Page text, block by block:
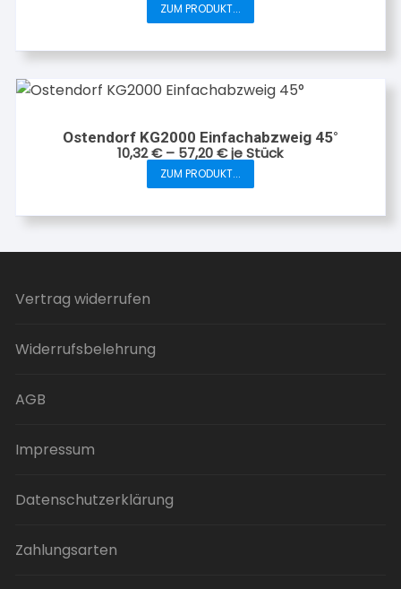
ZUM PRODUKT...
Dieses
weist
mehrere
Die
Optionen
können
auf
Produktseite
Ostendorf KG2000 Einfachabzweig 45°
10,32€– 57,20€je Stück
ZUM PRODUKT...
Dieses
weist
mehrere
Vertrag widerrufen
Widerrufsbelehrung
AGB
Impressum
Datenschutzerklärung
Zahlungsarten